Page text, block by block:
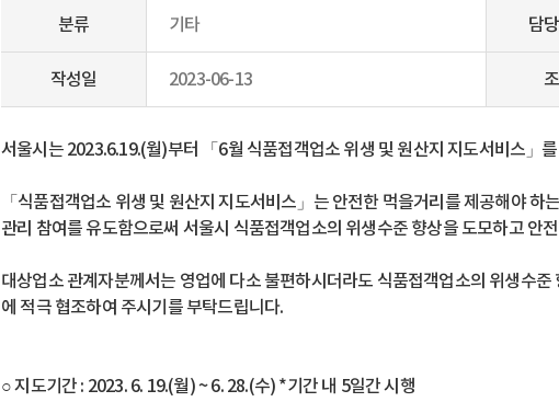
분류 기타 담
작성일 2023-06-13
서울시는 2023.6.19.(월)부터 「6월 식품접객업소 위생 및 원산지 지도서비스」
「식품접객업소 위생 및 원산지 지도서비스」는 안전한 먹을거리를 제공해야
관리 참여를 유도함으로써 서울시 식품접객업소의 위생수준 향상을 도모하고 안
대상업소 관계자분께서는 영업에 다소 불편하시더라도 식품접객업소의 위생수
에 적극 협조하여 주시기를 부탁드립니다.
○ 지도기간 : 2023. 6. 19.(월) ~ 6. 28.(수) *기간 내 5일간 시행